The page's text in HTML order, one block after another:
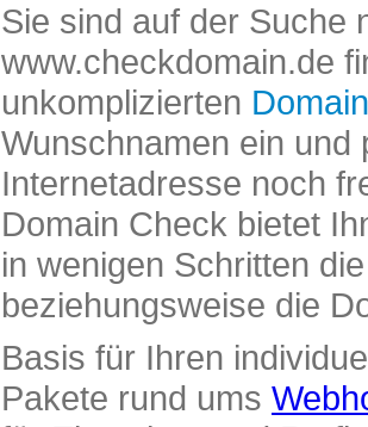
Sie sind auf der Suche
www.checkdomain.de
unkomplizierten
Wunschnamen ein und
Internetadresse noch
Domain Check bietet
in wenigen Schritten
beziehungsweise die
Basis für Ihren
Pakete rund ums